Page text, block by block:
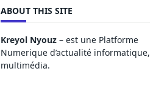
ABOUT THIS SITE
Kreyol Nyouz – est une Platforme
Numerique d’actualité informatique,
multimédia.